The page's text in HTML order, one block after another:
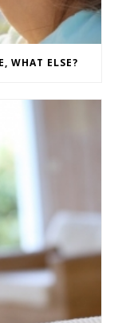
WHAT ELSE?